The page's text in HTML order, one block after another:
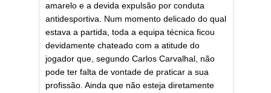
amarelo e a devida expulsão por conduta
antidesportiva. Num momento delicado do qual
estava a partida, toda a equipa técnica ficou
devidamente chateado com a atitude do
jogador que, segundo Carlos Carvalhal, não
pode ter falta de vontade de praticar a sua
profissão. Ainda que não esteja diretamente